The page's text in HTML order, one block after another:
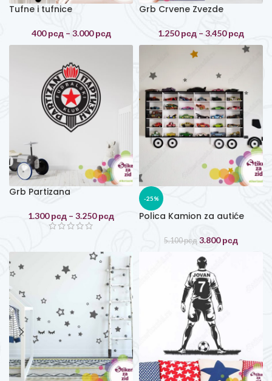
Tufne i tufnice
400рсд – 3.000рсд
Grb Crvene Zvezde
1.250рсд – 3.450рсд
Grb Partizana
1.300рсд – 3.250рсд
-25%
Polica Kamion za autiće
5.100рсд 3.800рсд